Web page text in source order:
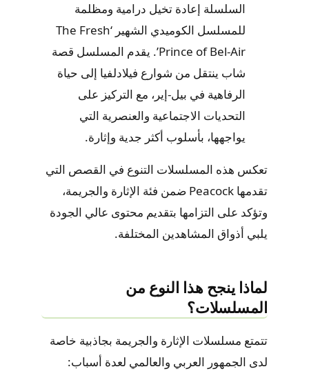
السلسلة إعادة تخيل درامية ومظلمة
للمسلسل الكوميدي الشهير ‘The Fresh
Prince of Bel-Air’. يقدم المسلسل قصة
شاب ينتقل من شوارع فيلادلفيا إلى حياة
الرفاهية في بيل-إير، مع التركيز على
التحديات الاجتماعية والعنصرية التي
يواجهها، بأسلوب أكثر جدية وإثارة.
تعكس هذه المسلسلات التنوع في القصص التي
تقدمها Peacock ضمن فئة الإثارة والجريمة،
وتؤكد على التزامها بتقديم محتوى عالي الجودة
يلبي أذواق المشاهدين المختلفة.
لماذا ينجح هذا النوع من
المسلسلات؟
تتمتع مسلسلات الإثارة والجريمة بجاذبية خاصة
لدى الجمهور العربي والعالمي لعدة أسباب: